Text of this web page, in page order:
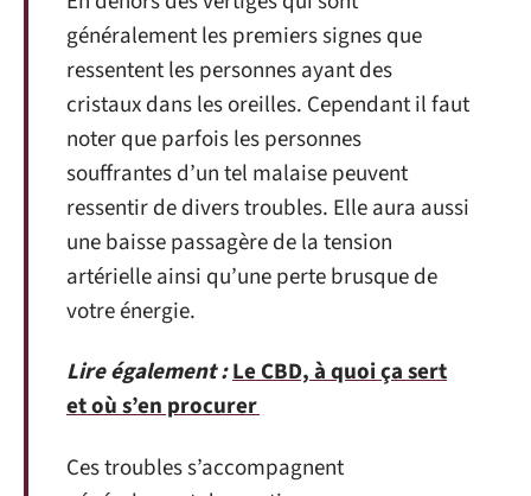
généralement les premiers signes que
ressentent les personnes ayant des
cristaux dans les oreilles. Cependant il faut
noter que parfois les personnes
souffrantes d’un tel malaise peuvent
ressentir de divers troubles. Elle aura aussi
une baisse passagère de la tension
artérielle ainsi qu’une perte brusque de
votre énergie.
Lire également :Le CBD, à quoi ça sert
et où s’en procurer
Ces troubles s’accompagnent